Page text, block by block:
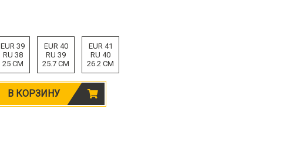
EUR 39
RU 38
25 CM
EUR 40
RU 39
25.7 CM
EUR 41
RU 40
26.2 CM
В КОРЗИНУ